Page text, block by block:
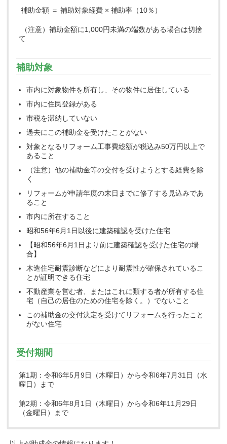
補助金額 ＝ 補助対象経費 × 補助率（10％）
（注意）補助金額に1,000円未満の端数がある場合は切捨
て
補助対象
市内に対象物件を所有し、その物件に居住している
市内に住民登録がある
市税を滞納していない
過去にこの補助金を受けたことがない
対象となるリフォーム工事費総額が税込み50万円以上で
あること
（注意）他の補助金等の交付を受けようとする経費を除
く
リフォームが申請年度の末日までに修了する見込みであ
ること
市内に所在すること
昭和56年6月1日以後に建築確認を受けた住宅
【昭和56年6月1日より前に建築確認を受けた住宅の場
合】
木造住宅耐震診断などにより耐震性が確保されているこ
とが証明できる住宅
不動産業を営む者、またはこれに類する者が所有する住
宅（自己の居住のための住宅を除く。）でないこと
この補助金の交付決定を受けてリフォームを行ったこと
がない住宅
受付期間
第1期：令和6年5月9日（木曜日）から令和6年7月31日（水
曜日）まで
第2期：令和6年8月1日（木曜日）から令和6年11月29日
（金曜日）まで